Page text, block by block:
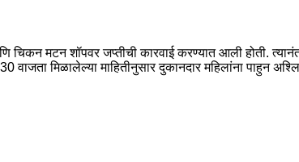
चिकन मटन शॉपवर जप्तीची कारवाई करण्यात आली होती.
वाजता मिळालेल्या माहितीनुसार दुकानदार महिलांना पाहुन